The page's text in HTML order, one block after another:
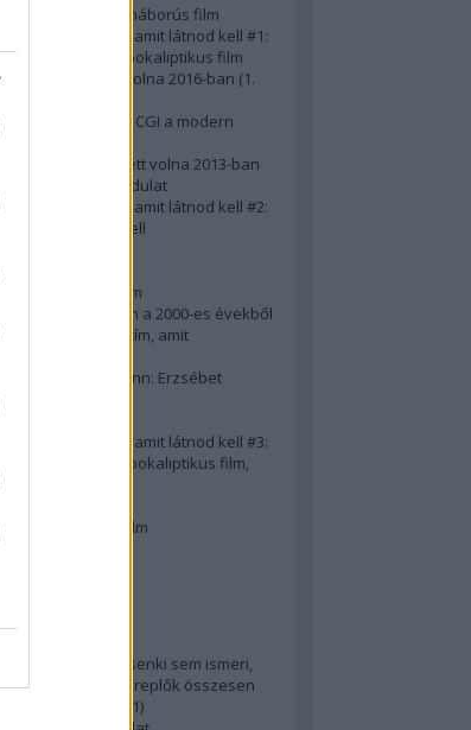
második világháborús film
film, amit látnod kell #1:
posztapokaliptikus film
látnod kellett volna 2016-ban (1.
ki borzasztóan a CGI a modern
(is)
amit látnod kellett volna 2013-ban
filmes fordulat
film, amit látnod kell #2:
amit látnod kell
Brad Pitt-film
Mel Gibson-film
legjobb akciófilm a 2000-es évekből
magyar filmcím, amit
Brigitte Hamann: Erzsébet
Al Pacino - film
film, amit látnod kell #3:
annyira) posztapokaliptikus film,
kell
Matt Damon-film
- 5. rész
Az Őslakót kb. senki sem ismeri,
film, az itt szereplők összesen
2026.06.01. 21:31)